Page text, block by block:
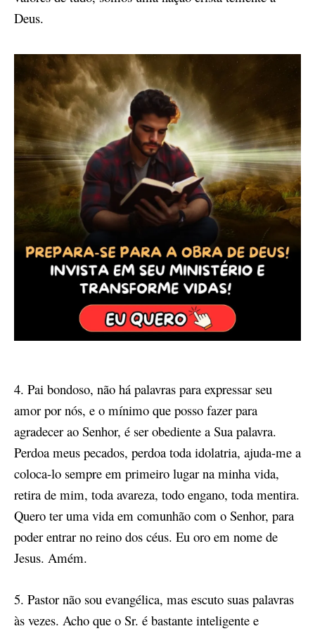
Deus.
4. Pai bondoso, não há palavras para expressar seu
amor por nós, e o mínimo que posso fazer para
agradecer ao Senhor, é ser obediente a Sua palavra.
Perdoa meus pecados, perdoa toda idolatria, ajuda-me a
coloca-lo sempre em primeiro lugar na minha vida,
retira de mim, toda avareza, todo engano, toda mentira.
Quero ter uma vida em comunhão com o Senhor, para
poder entrar no reino dos céus. Eu oro em nome de
Jesus. Amém.
5. Pastor não sou evangélica, mas escuto suas palavras
às vezes. Acho que o Sr. é bastante inteligente e